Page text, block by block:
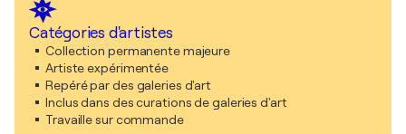
Catégories d'artistes
Collection permanente majeure
Artiste expérimentée
Repéré par des galeries d'art
Inclus dans des curations de galeries d'art
Travaille sur commande